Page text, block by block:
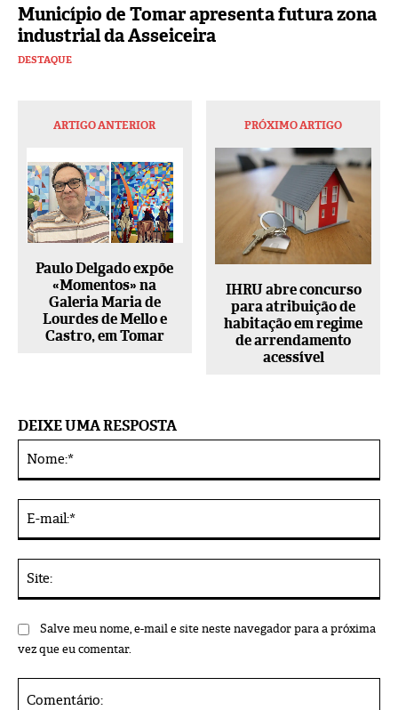
Município de Tomar apresenta futura zona
industrial da Asseiceira
DESTAQUE
ARTIGO ANTERIOR
Paulo Delgado expõe
«Momentos» na
Galeria Maria de
Lourdes de Mello e
Castro, em Tomar
PRÓXIMO ARTIGO
IHRU abre concurso
para atribuição de
habitação em regime
de arrendamento
acessível
DEIXE UMA RESPOSTA
Salve meu nome, e-mail e site neste navegador para a próxima
vez que eu comentar.